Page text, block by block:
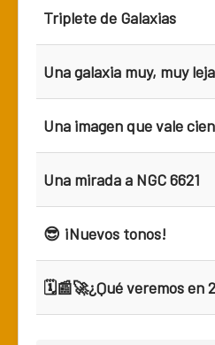
Triplete de Galaxias
Una galaxia muy, muy
Una imagen que vale
Una mirada a NGC 6621
😎 ¡Nuevos tonos!
🗓📰🚀¿Qué veremos en